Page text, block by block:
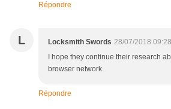
Répondre
L Locksmith Swords 28/07/2018 09:28
I hope they continue their research
browser network.
Répondre